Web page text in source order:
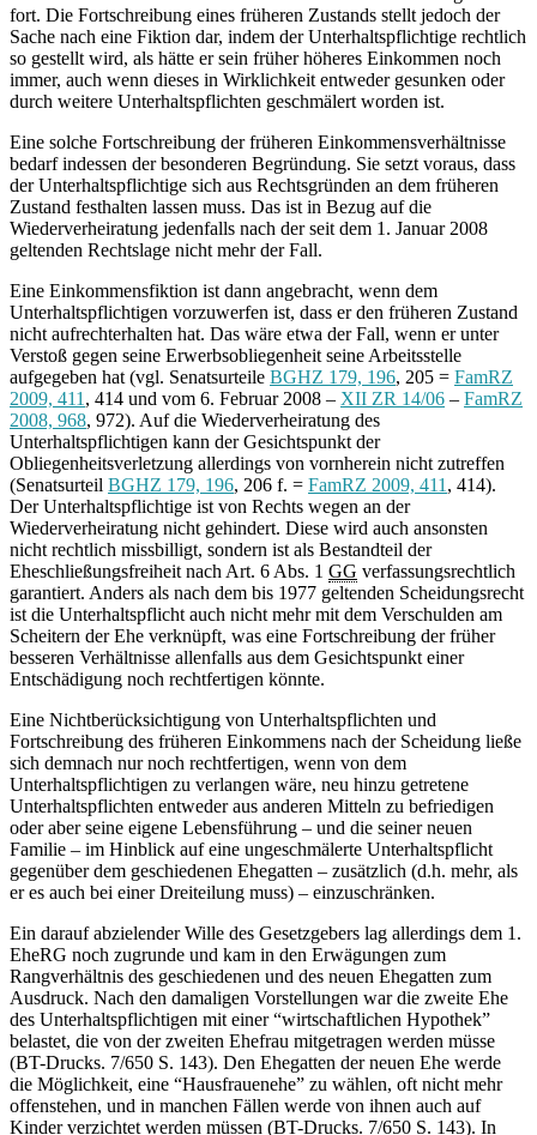
fort. Die Fortschreibung eines früheren Zustands stellt jedoch der
Sache nach eine Fiktion dar, indem der Unterhaltspflichtige rechtlich
so gestellt wird, als hätte er sein früher höheres Einkommen noch
immer, auch wenn dieses in Wirklichkeit entweder gesunken oder
durch weitere Unterhaltspflichten geschmälert worden ist.
Eine solche Fortschreibung der früheren Einkommensverhältnisse
bedarf indessen der besonderen Begründung. Sie setzt voraus, dass
der Unterhaltspflichtige sich aus Rechtsgründen an dem früheren
Zustand festhalten lassen muss. Das ist in Bezug auf die
Wiederverheiratung jedenfalls nach der seit dem 1. Januar 2008
geltenden Rechtslage nicht mehr der Fall.
Eine Einkommensfiktion ist dann angebracht, wenn dem
Unterhaltspflichtigen vorzuwerfen ist, dass er den früheren Zustand
nicht aufrechterhalten hat. Das wäre etwa der Fall, wenn er unter
Verstoß gegen seine Erwerbsobliegenheit seine Arbeitsstelle
aufgegeben hat (vgl. Senatsurteile BGHZ 179, 196, 205 = FamRZ
2009, 411, 414 und vom 6. Februar 2008 – XII ZR 14/06 – FamRZ
2008, 968, 972). Auf die Wiederverheiratung des
Unterhaltspflichtigen kann der Gesichtspunkt der
Obliegenheitsverletzung allerdings von vornherein nicht zutreffen
(Senatsurteil BGHZ 179, 196, 206 f. = FamRZ 2009, 411, 414).
Der Unterhaltspflichtige ist von Rechts wegen an der
Wiederverheiratung nicht gehindert. Diese wird auch ansonsten
nicht rechtlich missbilligt, sondern ist als Bestandteil der
Eheschließungsfreiheit nach Art. 6 Abs. 1 GG verfassungsrechtlich
garantiert. Anders als nach dem bis 1977 geltenden Scheidungsrecht
ist die Unterhaltspflicht auch nicht mehr mit dem Verschulden am
Scheitern der Ehe verknüpft, was eine Fortschreibung der früher
besseren Verhältnisse allenfalls aus dem Gesichtspunkt einer
Entschädigung noch rechtfertigen könnte.
Eine Nichtberücksichtigung von Unterhaltspflichten und
Fortschreibung des früheren Einkommens nach der Scheidung ließe
sich demnach nur noch rechtfertigen, wenn von dem
Unterhaltspflichtigen zu verlangen wäre, neu hinzu getretene
Unterhaltspflichten entweder aus anderen Mitteln zu befriedigen
oder aber seine eigene Lebensführung – und die seiner neuen
Familie – im Hinblick auf eine ungeschmälerte Unterhaltspflicht
gegenüber dem geschiedenen Ehegatten – zusätzlich (d.h. mehr, als
er es auch bei einer Dreiteilung muss) – einzuschränken.
Ein darauf abzielender Wille des Gesetzgebers lag allerdings dem 1.
EheRG noch zugrunde und kam in den Erwägungen zum
Rangverhältnis des geschiedenen und des neuen Ehegatten zum
Ausdruck. Nach den damaligen Vorstellungen war die zweite Ehe
des Unterhaltspflichtigen mit einer “wirtschaftlichen Hypothek”
belastet, die von der zweiten Ehefrau mitgetragen werden müsse
(BT-Drucks. 7/650 S. 143). Den Ehegatten der neuen Ehe werde
die Möglichkeit, eine “Hausfrauenehe” zu wählen, oft nicht mehr
offenstehen, und in manchen Fällen werde von ihnen auch auf
Kinder verzichtet werden müssen (BT-Drucks. 7/650 S. 143). In